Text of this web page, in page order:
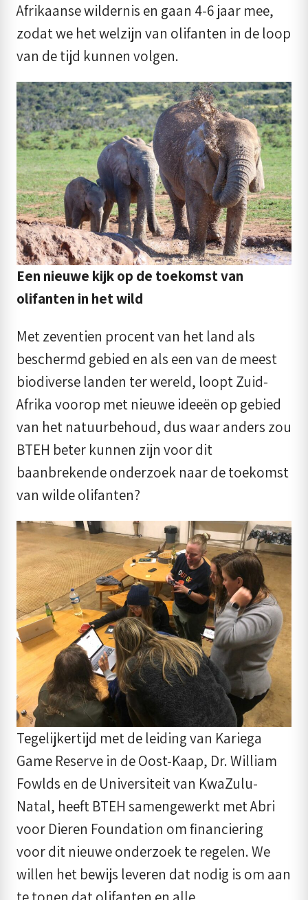
Afrikaanse wildernis en gaan 4-6 jaar mee,
zodat we het welzijn van olifanten in de loop
van de tijd kunnen volgen.
Een nieuwe kijk op de toekomst van
olifanten in het wild
Met zeventien procent van het land als
beschermd gebied en als een van de meest
biodiverse landen ter wereld, loopt Zuid-
Afrika voorop met nieuwe ideeën op gebied
van het natuurbehoud, dus waar anders zou
BTEH beter kunnen zijn voor dit
baanbrekende onderzoek naar de toekomst
van wilde olifanten?
Tegelijkertijd met de leiding van Kariega
Game Reserve in de Oost-Kaap, Dr. William
Fowlds en de Universiteit van KwaZulu-
Natal, heeft BTEH samengewerkt met Abri
voor Dieren Foundation om financiering
voor dit nieuwe onderzoek te regelen. We
willen het bewijs leveren dat nodig is om aan